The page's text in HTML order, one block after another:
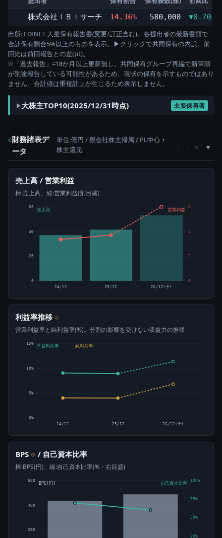
株式会社ＩＢＩサーチ
14.36% 580,000
▼0.70pt
出所: EDINET 大量保有報告書(変更/訂正含む)。各提出者の最新書類で
合計保有割合5%以上のものを表示。▶クリックで共同保有の内訳。前
回比は前回報告との差(pt)。
※「過去報告」=18か月以上更新無し。共同保有グループ再編で新筆頭
が別途報告している可能性があるため、現状の保有を示すものではあり
ません。合計値は重複計上が生じるため表示しません。
大株主TOP10(2025/12/31時点) 主要保有者
c財務諸表デ
ータ
単位:億円 / 親会社株主帰属 / PL中心 +
株主還元
↑ ↓ ×
売上高 / 営業利益
棒:売上高、線:営業利益(別目盛)
0
20
40
60
0
2
4
6
24/12 25/12 26/12(予)
売上高 営業利益
利益率推移 ⊙
営業利益率と純利益率(%)。分割の影響を受けない収益力の推移
0%
5%
10%
15%
営業利益率 純利益率
24/12 25/12 26/12(予)
BPS ⊙ / 自己資本比率
棒:BPS(円)、線:自己資本比率(%・右目盛)
200
400
600
25%
50%
75%
100%
BPS(円) 自己資本比率